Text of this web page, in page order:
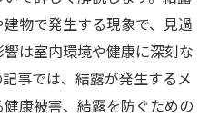
物で発生する現象で、見過
は室内環境や健康に深刻な
事では、結露が発生するメ
康被害、結露を防ぐための